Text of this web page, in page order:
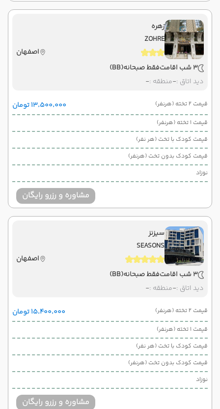
زهره
ZOHRE
اصفهان
3 شب اقامت
فقط صبحانه(BB)
دید اتاق :-منطقه :-
قیمت 2 تخته (هرنفر) ۱۳٬۵۰۰٬۰۰۰ تومان
قیمت 1 تخته (هرنفر)
قیمت کودک با تخت (هر نفر)
قیمت کودک بدون تخت (هرنفر)
نوزاد
مشاوره و رزرو رایگان
سیزنز
SEASONS
اصفهان
3 شب اقامت
فقط صبحانه(BB)
دید اتاق :-منطقه :-
قیمت 2 تخته (هرنفر) ۱۵٬۴۰۰٬۰۰۰ تومان
قیمت 1 تخته (هرنفر)
قیمت کودک با تخت (هر نفر)
قیمت کودک بدون تخت (هرنفر)
نوزاد
مشاوره و رزرو رایگان